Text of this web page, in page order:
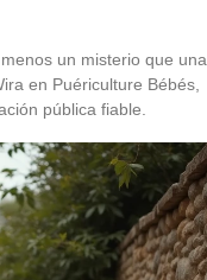
un misterio que una
en Puériculture Bébés,
pública fiable.